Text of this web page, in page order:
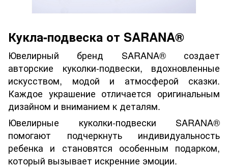
Кукла-подвеска от SARANA®
Ювелирный бренд SARANA® создает
авторские куколки-подвески, вдохновленные
искусством, модой и атмосферой сказки.
Каждое украшение отличается оригинальным
дизайном и вниманием к деталям.
Ювелирные куколки-подвески SARANA®
помогают подчеркнуть индивидуальность
ребенка и становятся особенным подарком,
который вызывает искренние эмоции.